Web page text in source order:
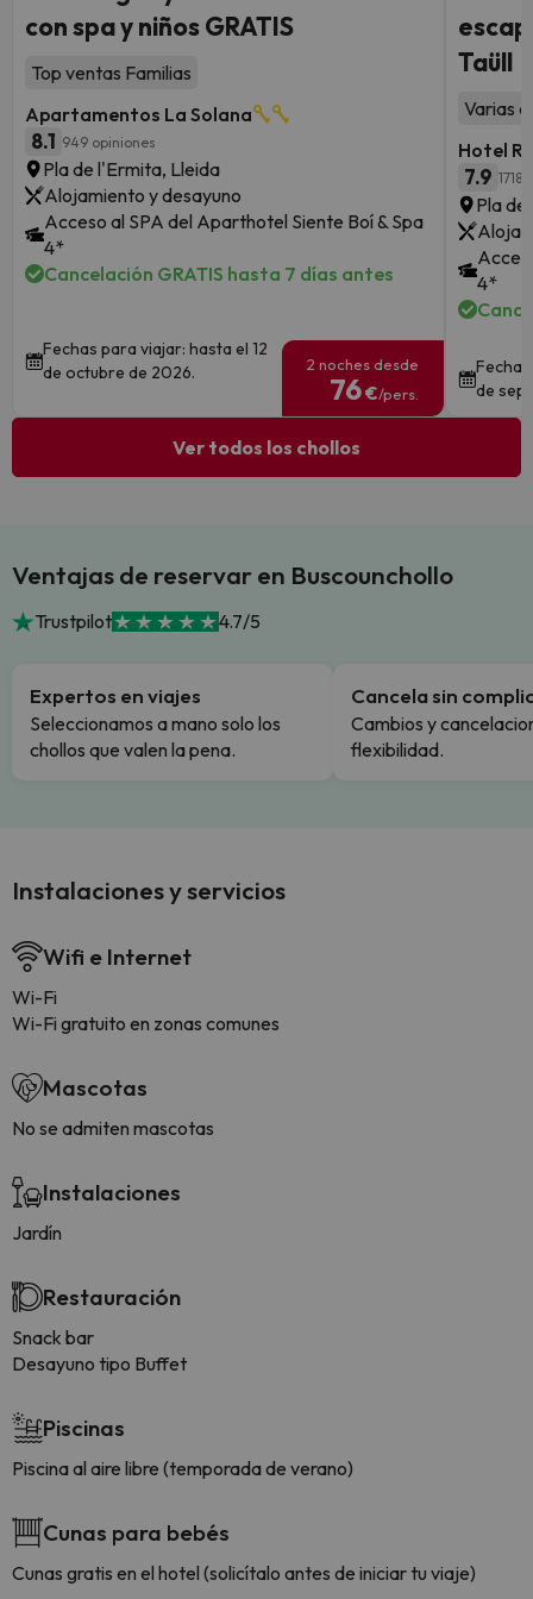
con spa y niños GRATIS
Top ventas Familias
Apartamentos La Solana
8.1 949 opiniones
Pla de l'Ermita, Lleida
Alojamiento y desayuno
Acceso al SPA del Aparthotel Siente Boí & Spa
4*
Cancelación GRATIS hasta 7 días antes
Fechas para viajar: hasta el 12
de octubre de 2026.
2 noches desde
76€/pers.
Taüll
Varias
Hotel
7.9 1718
Pla
4*
de
Ver todos los chollos
Ventajas de reservar en Buscounchollo
Trustpilot 4.7/5
Expertos en viajes
Seleccionamos a mano solo los
chollos que valen la pena.
Cancela sin
Cambios y
flexibilidad.
Instalaciones y servicios
Wifi e Internet
Wi-Fi
Wi-Fi gratuito en zonas comunes
Mascotas
No se admiten mascotas
Instalaciones
Jardín
Restauración
Snack bar
Desayuno tipo Buffet
Piscinas
Piscina al aire libre (temporada de verano)
Cunas para bebés
Cunas gratis en el hotel (solicítalo antes de iniciar tu viaje)